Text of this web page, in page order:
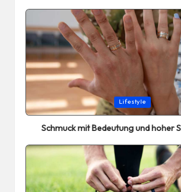
Posted
in
Lifestyle
Schmuck mit Bedeutung und hoher